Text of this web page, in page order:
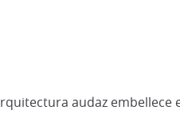
audaz